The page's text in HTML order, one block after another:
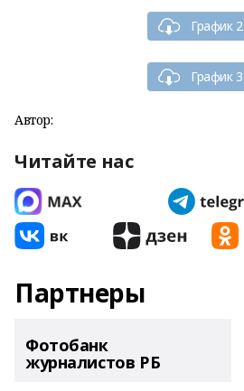
График 2
График 3
Автор:
Читайте нас
Партнеры
Фотобанк
журналистов РБ